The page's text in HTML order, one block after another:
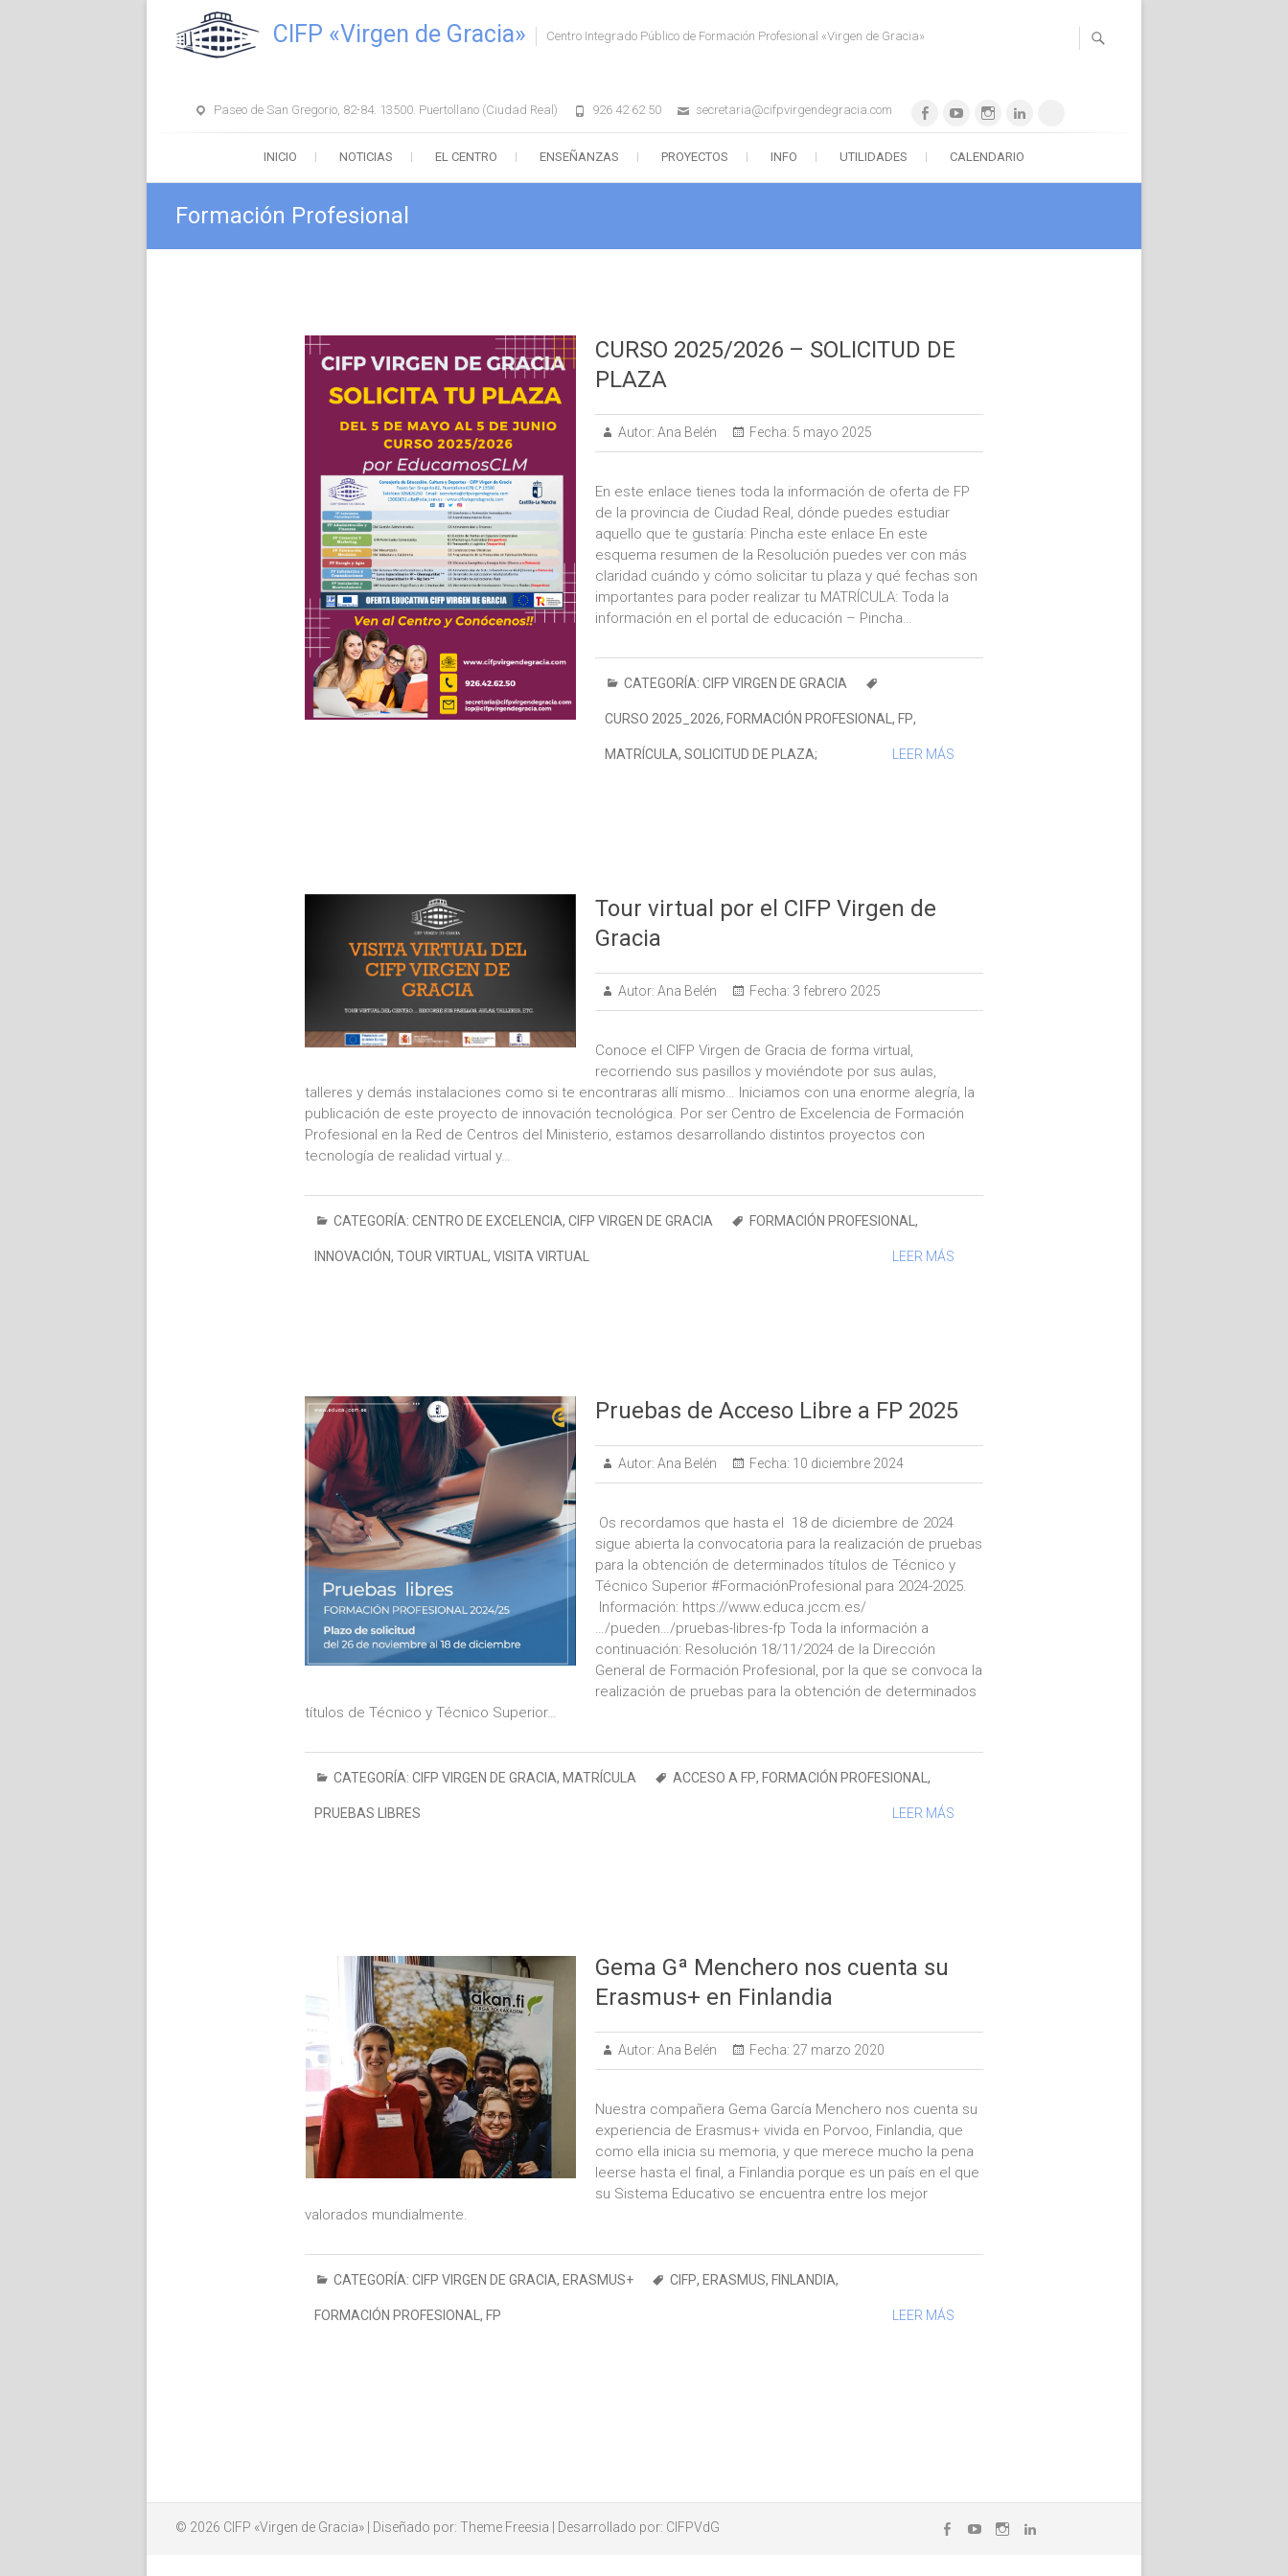
contenido
CIFP «Virgen de Gracia» Centro Integrado Público de Formación Profesional «Virgen de Gracia»
FacebookYouTubeInstagram
Paseo de San Gregorio, 82-84. 13500. Puertollano (Ciudad Real) 926 42 62 50 secretaria@cifpvirgendegracia.com
INICIO NOTICIAS EL CENTRO ENSEÑANZAS PROYECTOS INFO UTILIDADES CALENDARIO
Formación Profesional
CURSO 2025/2026 – SOLICITUD DE
PLAZA
Autor: Ana Belén Fecha: 5 mayo 2025
En este enlace tienes toda la información de oferta de FP
de la provincia de Ciudad Real, dónde puedes estudiar
aquello que te gustaría: Pincha este enlace En este
esquema resumen de la Resolución puedes ver con más
claridad cuándo y cómo solicitar tu plaza y qué fechas son
importantes para poder realizar tu MATRÍCULA: Toda la
información en el portal de educación – Pincha…
CATEGORÍA:CIFP VIRGEN DE GRACIA
CURSO 2025_2026, FORMACIÓN PROFESIONAL, FP,
MATRÍCULA,SOLICITUD DE PLAZA; LEER MÁS
Tour virtual por el CIFP Virgen de
Gracia
Autor: Ana Belén Fecha: 3 febrero 2025
Conoce el CIFP Virgen de Gracia de forma virtual,
recorriendo sus pasillos y moviéndote por sus aulas,
talleres y demás instalaciones como si te encontraras allí mismo… Iniciamos con una enorme alegría, la
publicación de este proyecto de innovación tecnológica. Por ser Centro de Excelencia de Formación
Profesional en la Red de Centros del Ministerio, estamos desarrollando distintos proyectos con
tecnología de realidad virtual y…
CATEGORÍA: CENTRO DE EXCELENCIA, CIFP VIRGEN DE GRACIA FORMACIÓN PROFESIONAL ,
INNOVACIÓN, TOUR VIRTUAL , VISITA VIRTUAL LEER MÁS
Pruebas de Acceso Libre a FP 2025
Autor: Ana Belén Fecha: 10 diciembre 2024
Os recordamos que hasta el 18 de diciembre de 2024
sigue abierta la convocatoria para la realización de pruebas
para la obtención de determinados títulos de Técnico y
Técnico Superior #FormaciónProfesional para 2024-2025.
Información: https://www.educa.jccm.es/
…/pueden…/pruebas-libres-fp Toda la información a
continuación: Resolución 18/11/2024 de la Dirección
General de Formación Profesional, por la que se convoca la
realización de pruebas para la obtención de determinados
títulos de Técnico y Técnico Superior…
CATEGORÍA: CIFP VIRGEN DE GRACIA, MATRÍCULA ACCESO A FP, FORMACIÓN PROFESIONAL ,
PRUEBAS LIBRES LEER MÁS
Gema Gª Menchero nos cuenta su
Erasmus+ en Finlandia
Autor: Ana Belén Fecha: 27 marzo 2020
Nuestra compañera Gema García Menchero nos cuenta su
experiencia de Erasmus+ vivida en Porvoo, Finlandia, que
como ella inicia su memoria, y que merece mucho la pena
leerse hasta el final, a Finlandia porque es un país en el que
su Sistema Educativo se encuentra entre los mejor
valorados mundialmente.
CATEGORÍA: CIFP VIRGEN DE GRACIA, ERASMUS+ CIFP, ERASMUS, FINLANDIA,
FORMACIÓN PROFESIONAL , FP LEER MÁS
FacebookYouTubeInstagram
© 2026 CIFP «Virgen de Gracia» | Diseñado por: Theme Freesia | Desarrollado por: CIFPVdG